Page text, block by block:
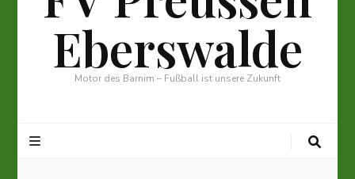
Eberswalde
Motor des Barnim – Fußball ist unsere Zukunft